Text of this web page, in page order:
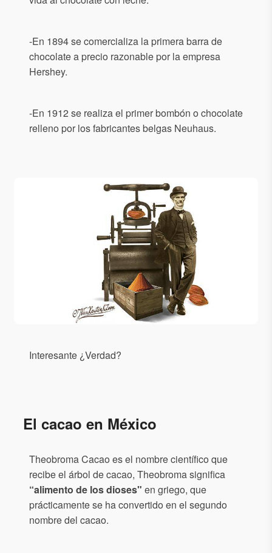
-En 1894 se comercializa la primera barra de
chocolate a precio razonable por la empresa
Hershey.
-En 1912 se realiza el primer bombón o chocolate
relleno por los fabricantes belgas Neuhaus.
Interesante ¿Verdad?
El cacao en México
Theobroma Cacao es el nombre científico que
recibe el árbol de cacao, Theobroma significa
“alimento de los dioses" en griego, que
prácticamente se ha convertido en el segundo
nombre del cacao.